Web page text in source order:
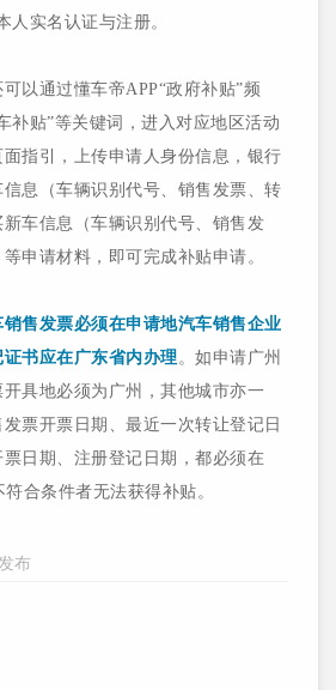
人实名认证与注册。
以通过懂车帝APP“政府补贴”频
补贴”等关键词，进入对应地区活动
指引，上传申请人身份信息，银行
息（车辆识别代号、销售发票、转
车信息（车辆识别代号、销售发
申请材料，即可完成补贴申请。
销售发票必须在申请地汽车销售企业
书应在广东省内办理。如申请广州
具地必须为广州，其他城市亦一
票开票日期、最近一次转让登记日
日期、注册登记日期，都必须在
合条件者无法获得补贴。
布